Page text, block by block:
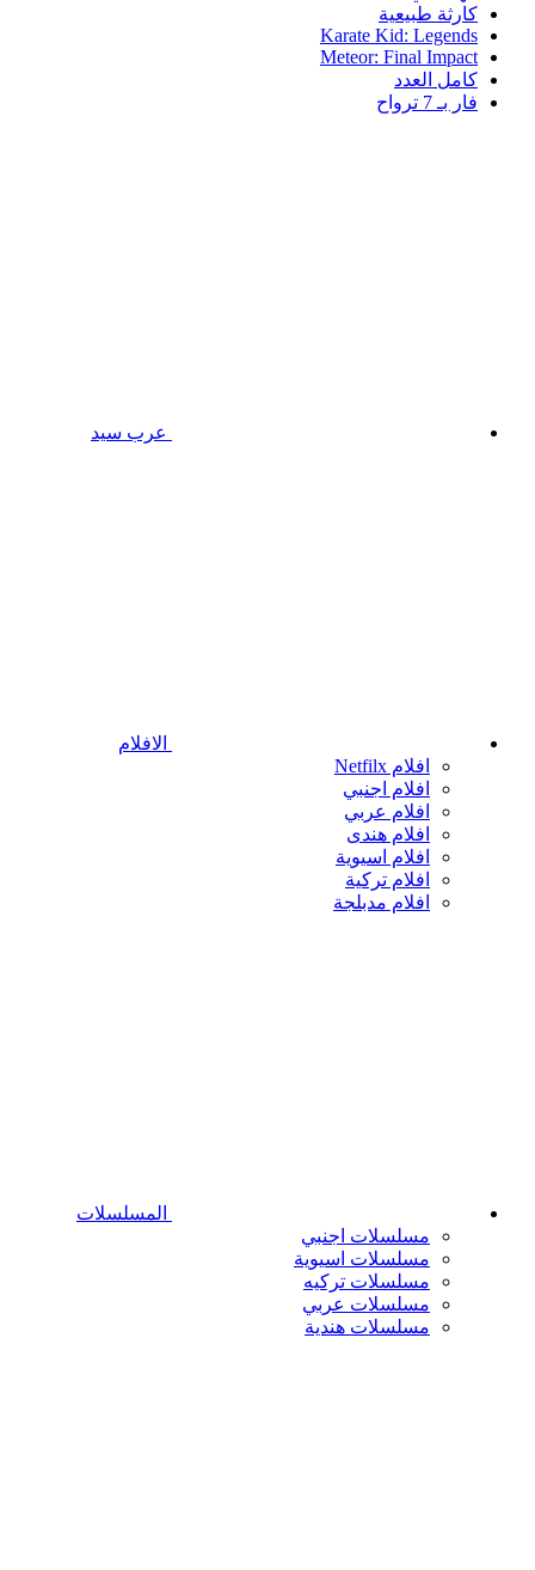
كارثة طبيعية
Karate Kid: Legends
Meteor: Final Impact
كامل العدد
فار بـ 7 ترواح
عرب سيد
الافلام
افلام Netfilx
افلام اجنبي
افلام عربي
افلام هندى
افلام اسيوية
افلام تركية
افلام مدبلجة
المسلسلات
مسلسلات اجنبي
مسلسلات اسيوية
مسلسلات تركيه
مسلسلات عربي
مسلسلات هندية